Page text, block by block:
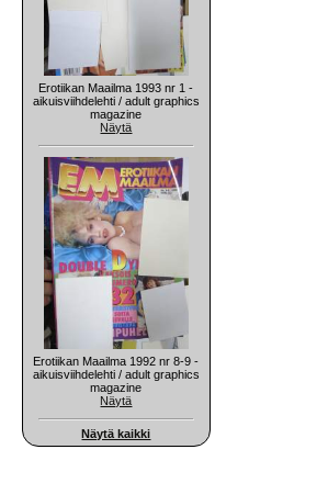
Erotiikan Maailma 1993 nr 1 -
aikuisviihdelehti / adult graphics
magazine
Näytä
Erotiikan Maailma 1992 nr 8-9 -
aikuisviihdelehti / adult graphics
magazine
Näytä
Näytä kaikki